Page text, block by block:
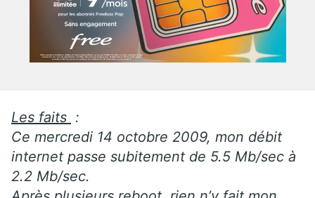
Les faits :
Ce mercredi 14 octobre 2009, mon débit
internet passe subitement de 5.5 Mb/sec à
2.2 Mb/sec.